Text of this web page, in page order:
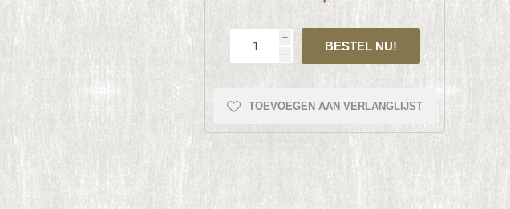
i
h
TOEVOEGEN AAN VERLANGLIJST